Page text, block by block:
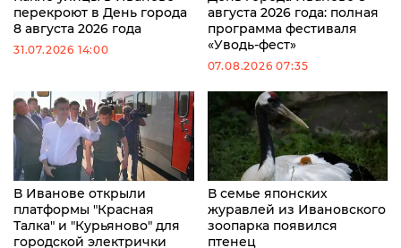
перекроют в День города
8 августа 2026 года
31.07.2026 14:00
августа 2026 года: полная
программа фестиваля
«Уводь-фест»
07.08.2026 07:35
В Иванове открыли
платформы "Красная
Талка" и "Курьяново" для
городской электрички
В семье японских
журавлей из Ивановского
зоопарка появился
птенец